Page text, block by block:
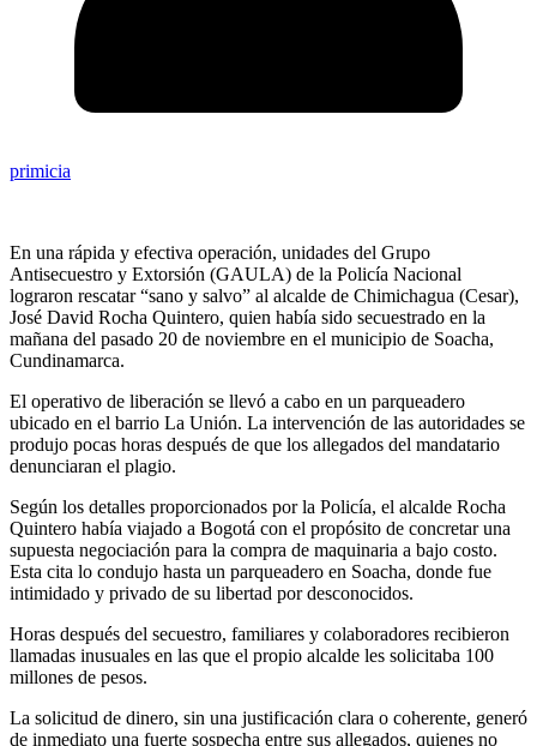
primicia
En una rápida y efectiva operación, unidades del Grupo
Antisecuestro y Extorsión (GAULA) de la Policía Nacional
lograron rescatar “sano y salvo” al alcalde de Chimichagua (Cesar),
José David Rocha Quintero, quien había sido secuestrado en la
mañana del pasado 20 de noviembre en el municipio de Soacha,
Cundinamarca.
El operativo de liberación se llevó a cabo en un parqueadero
ubicado en el barrio La Unión. La intervención de las autoridades se
produjo pocas horas después de que los allegados del mandatario
denunciaran el plagio.
Según los detalles proporcionados por la Policía, el alcalde Rocha
Quintero había viajado a Bogotá con el propósito de concretar una
supuesta negociación para la compra de maquinaria a bajo costo.
Esta cita lo condujo hasta un parqueadero en Soacha, donde fue
intimidado y privado de su libertad por desconocidos.
Horas después del secuestro, familiares y colaboradores recibieron
llamadas inusuales en las que el propio alcalde les solicitaba 100
millones de pesos.
La solicitud de dinero, sin una justificación clara o coherente, generó
de inmediato una fuerte sospecha entre sus allegados, quienes no